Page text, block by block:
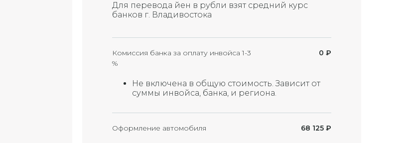
Для перевода йен в рубли взят средний курс
банков г. Владивостока
Комиссия банка за оплату инвойса 1-3
%
0 ₽
Не включена в общую стоимость. Зависит от
суммы инвойса, банка, и региона.
Оформление автомобиля 68 125 ₽